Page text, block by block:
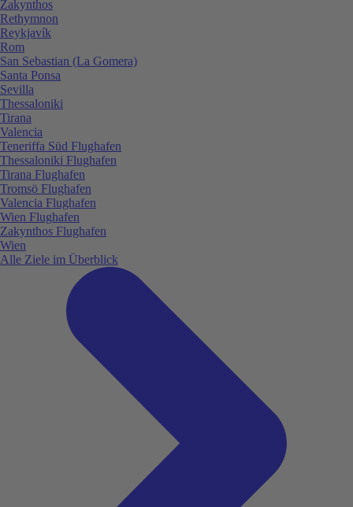
Zakynthos
Rethymnon
Reykjavík
Rom
San Sebastian (La Gomera)
Santa Ponsa
Sevilla
Thessaloniki
Tirana
Valencia
Teneriffa Süd Flughafen
Thessaloniki Flughafen
Tirana Flughafen
Tromsö Flughafen
Valencia Flughafen
Wien Flughafen
Zakynthos Flughafen
Wien
Alle Ziele im Überblick